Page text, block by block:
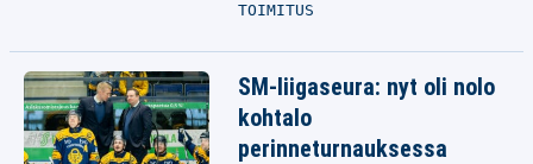
TOIMITUS
SM-liigaseura: nyt oli nolo
kohtalo
perinneturnauksessa